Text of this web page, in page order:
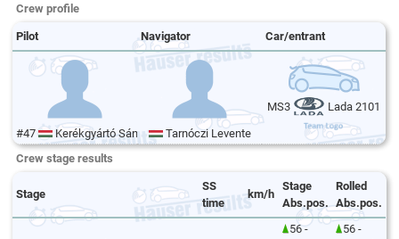
Crew profile
Pilot Navigator Car/entrant
#47 Kerékgyártó Sándor Tarnóczi Levente
MS3 Lada 2101
Crew stage results
Stage
SS
time
km/h
Stage
Abs.pos.
Rolled
Abs.pos.
56 - 56 -